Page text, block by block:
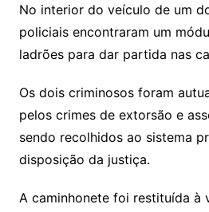
No interior do veículo de um
policiais encontraram um
ladrões para dar partida nas
Os dois criminosos foram
pelos crimes de extorsão e
sendo recolhidos ao sistema
disposição da justiça.
A caminhonete foi restituída à